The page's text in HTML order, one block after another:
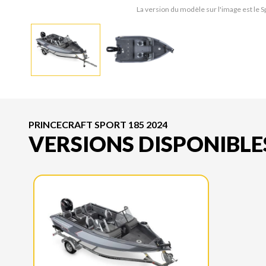
La version du modèle sur l'image est le
PRINCECRAFT SPORT 185 2024
VERSIONS